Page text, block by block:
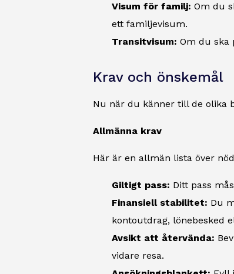
Visum för familj: Om du
ett familjevisum.
Transitvisum: Om du ska
Krav och önskemål
Nu när du känner till de olika
Allmänna krav
Här är en allmän lista över
Giltigt pass: Ditt pass
Finansiell stabilitet: Du
kontoutdrag, lönebesked
Avsikt att återvända:
vidare resa.